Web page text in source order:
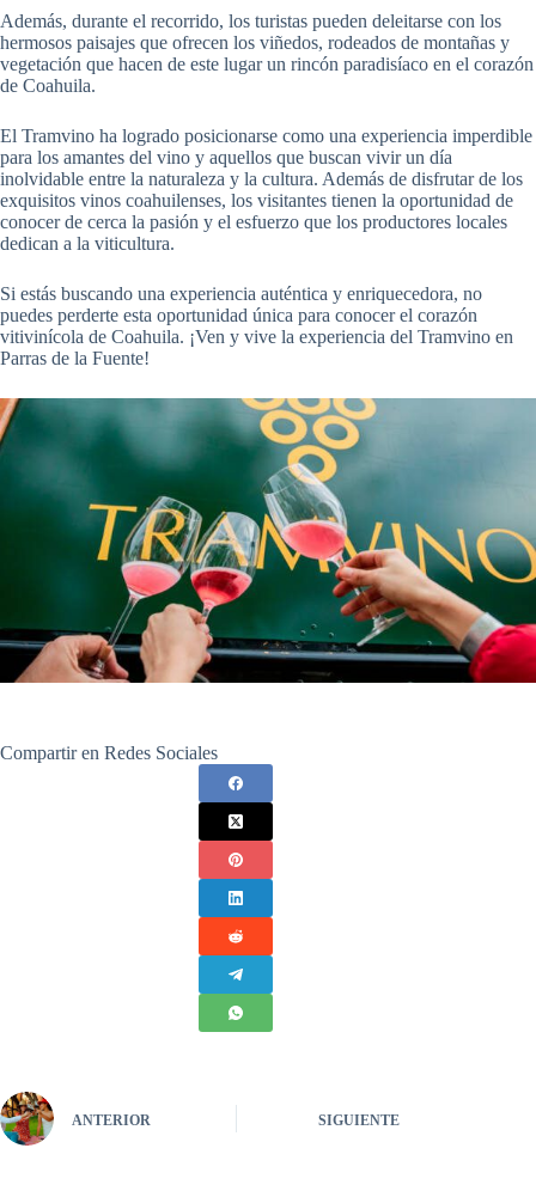
Además, durante el recorrido, los turistas pueden deleitarse con los
hermosos paisajes que ofrecen los viñedos, rodeados de montañas y
vegetación que hacen de este lugar un rincón paradisíaco en el corazón
de Coahuila.
El Tramvino ha logrado posicionarse como una experiencia imperdible
para los amantes del vino y aquellos que buscan vivir un día
inolvidable entre la naturaleza y la cultura. Además de disfrutar de los
exquisitos vinos coahuilenses, los visitantes tienen la oportunidad de
conocer de cerca la pasión y el esfuerzo que los productores locales
dedican a la viticultura.
Si estás buscando una experiencia auténtica y enriquecedora, no
puedes perderte esta oportunidad única para conocer el corazón
vitivinícola de Coahuila. ¡Ven y vive la experiencia del Tramvino en
Parras de la Fuente!
Compartir en Redes Sociales
ANTERIOR SIGUIENTE